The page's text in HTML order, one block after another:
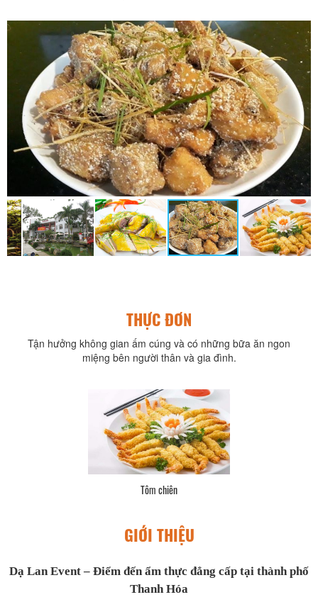
THỰC ĐƠN
Tận hưởng không gian ấm cúng và có những bữa ăn ngon
miệng bên người thân và gia đình.
Tôm chiên
GIỚI THIỆU
Dạ Lan Event – Điểm đến ẩm thực đẳng cấp tại thành phố
Thanh Hóa